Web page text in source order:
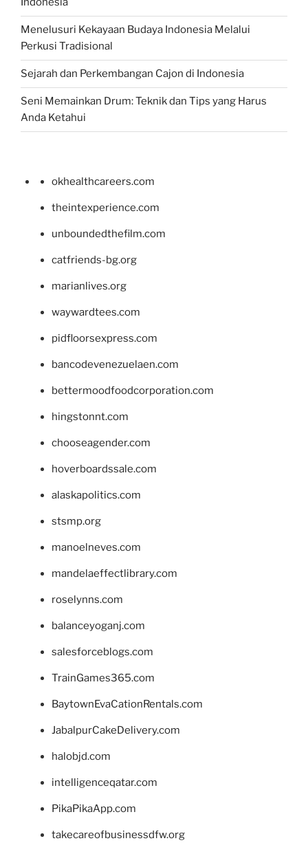
Menelusuri Kekayaan Budaya Indonesia Melalui
Perkusi Tradisional
Sejarah dan Perkembangan Cajon di Indonesia
Seni Memainkan Drum: Teknik dan Tips yang Harus
Anda Ketahui
okhealthcareers.com
theintexperience.com
unboundedthefilm.com
catfriends-bg.org
marianlives.org
waywardtees.com
pidfloorsexpress.com
bancodevenezuelaen.com
bettermoodfoodcorporation.com
hingstonnt.com
chooseagender.com
hoverboardssale.com
alaskapolitics.com
stsmp.org
manoelneves.com
mandelaeffectlibrary.com
roselynns.com
balanceyoganj.com
salesforceblogs.com
TrainGames365.com
BaytownEvaCationRentals.com
JabalpurCakeDelivery.com
halobjd.com
intelligenceqatar.com
PikaPikaApp.com
takecareofbusinessdfw.org